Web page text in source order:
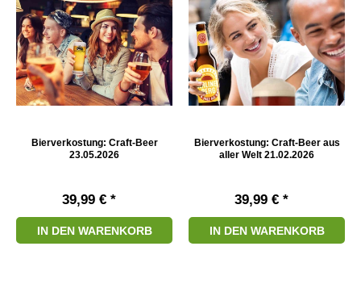
Bierverkostung: Craft-Beer
23.05.2026
39,99 € *
IN DEN WARENKORB
Bierverkostung: Craft-Beer aus
aller Welt 21.02.2026
39,99 € *
IN DEN WARENKORB